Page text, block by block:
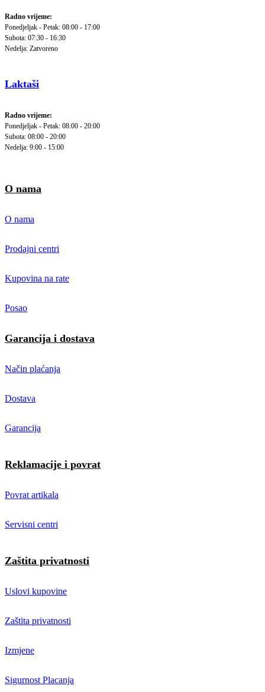
Radno vrijeme:
Ponedjeljak - Petak: 08:00 - 17:00
Subota: 07:30 - 16:30
Nedelja: Zatvoreno
Laktaši
Radno vrijeme:
Ponedjeljak - Petak: 08:00 - 20:00
Subota: 08:00 - 20:00
Nedelja: 9:00 - 15:00
O nama
O nama
Prodajni centri
Kupovina na rate
Posao
Garancija i dostava
Način plaćanja
Dostava
Garancija
Reklamacije i povrat
Povrat artikala
Servisni centri
Zaštita privatnosti
Uslovi kupovine
Zaštita privatnosti
Izmjene
Sigurnost Placanja